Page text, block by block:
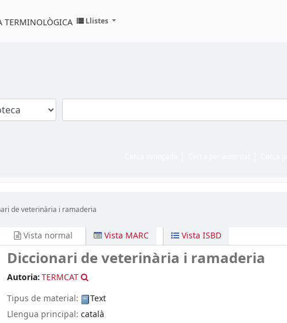
TERMINOLÒGICA Llistes
de veterinària i ramaderia
Vista normal Vista MARC Vista ISBD
Diccionari de veterinària i ramaderia
Autoria:TERMCAT
Tipus de material:
Text
Llengua principal: català